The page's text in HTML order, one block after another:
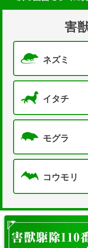
害
ネズミ
イタチ
モグラ
コウモリ